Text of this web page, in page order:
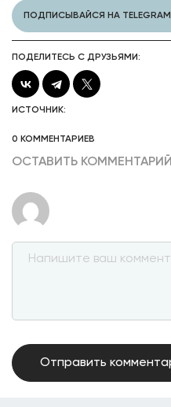
ПОДПИСЫВАЙСЯ НА TELEGRAM
ПОДЕЛИТЕСЬ С ДРУЗЬЯМИ:
ИСТОЧНИК:
0 КОММЕНТАРИЕВ
ОСТАВИТЬ КОММЕНТАРИЙ